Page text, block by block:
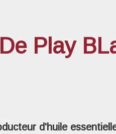
Play
d'huile